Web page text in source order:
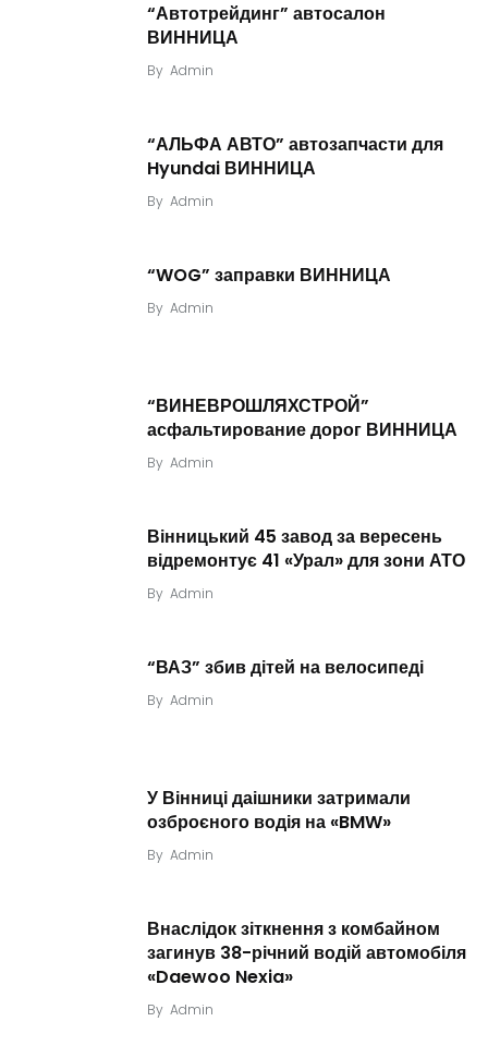
“Автотрейдинг” автосалон
ВИННИЦА
By Admin
“АЛЬФА АВТО” автозапчасти для
Hyundai ВИННИЦА
By Admin
“WOG” заправки ВИННИЦА
By Admin
“ВИНЕВРОШЛЯХСТРОЙ”
асфальтирование дорог ВИННИЦА
By Admin
Вінницький 45 завод за вересень
відремонтує 41 «Урал» для зони АТО
By Admin
“ВАЗ” збив дітей на велосипеді
By Admin
У Вінниці даішники затримали
озброєного водія на «BMW»
By Admin
Внаслідок зіткнення з комбайном
загинув 38-річний водій автомобіля
«Daewoo Nexia»
By Admin